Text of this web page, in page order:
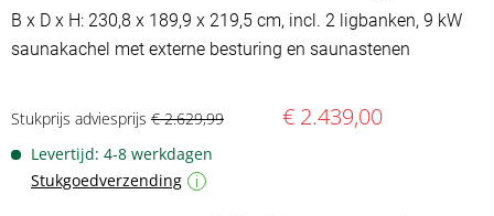
B x D x H: 230,8 x 189,9 x 219,5 cm, incl. 2 ligbanken, 9 kW
saunakachel met externe besturing en saunastenen
Stukprijs adviesprijs € 2.629,99 € 2.439,00
Levertijd: 4-8 werkdagen
Stukgoedverzending
i